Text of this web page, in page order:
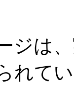
ジは
れて